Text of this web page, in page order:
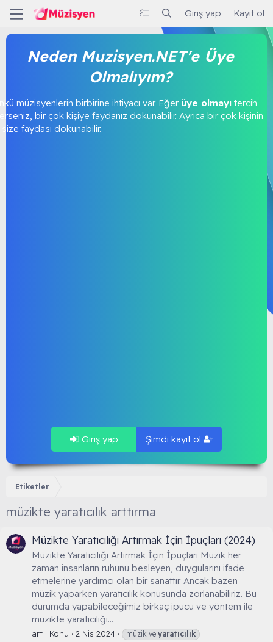
Giriş yap Kayıt ol
Neden Muzisyen.NET'e Üye
Olmalıyım?
müzisyenlerin birbirine ihtiyacı var. Eğer üye olmayı tercih
bir çok kişiye faydanız dokunabilir. Ayrıca bir çok kişinin
faydası dokunabilir.
Giriş yap Şimdi kayıt ol
Etiketler
müzikte yaratıcılık arttırma
Müzikte Yaratıcılığı Artırmak İçin İpuçları (2024)
Müzikte Yaratıcılığı Artırmak İçin İpuçları Müzik her
zaman insanların ruhunu besleyen, duygularını ifade
etmelerine yardımcı olan bir sanattır. Ancak bazen
müzik yaparken yaratıcılık konusunda zorlanabiliriz. Bu
durumda yapabileceğimiz birkaç ipucu ve yöntem ile
müzikte yaratıcılığı...
art Konu 2 Nis 2024 müzik ve yaratıcılık